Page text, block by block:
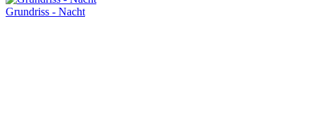
Grundriss - Nacht